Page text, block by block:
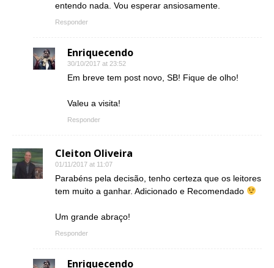
entendo nada. Vou esperar ansiosamente.
Responder
Enriquecendo
30/10/2017 at 23:52
Em breve tem post novo, SB! Fique de olho!
Valeu a visita!
Responder
Cleiton Oliveira
01/11/2017 at 11:07
Parabéns pela decisão, tenho certeza que os leitores
tem muito a ganhar. Adicionado e Recomendado
Um grande abraço!
Responder
Enriquecendo